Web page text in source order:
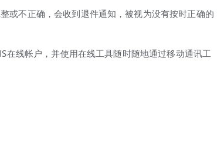
或不正确，会收到退件通知，被视为没有按时正确的
在线帐户，并使用在线工具随时随地通过移动通讯工